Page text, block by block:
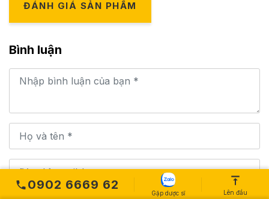
ĐÁNH GIÁ SẢN PHẨM
Bình luận
0902 6669 62
Gặp dược sĩ Lên đầu